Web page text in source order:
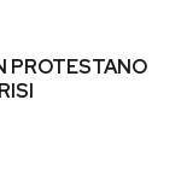
PROTESTANO